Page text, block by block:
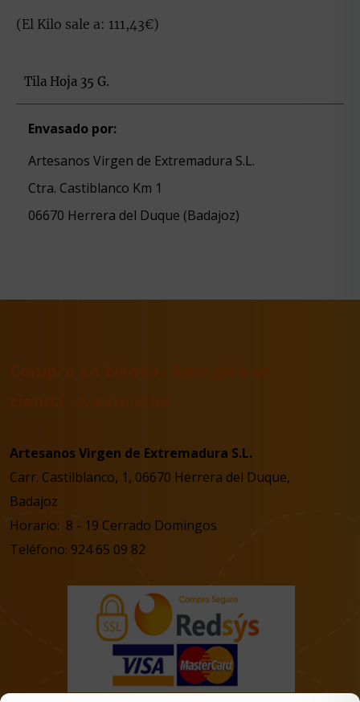
(El Kilo sale a: 111,43€)
Tila Hoja 35 G.
Envasado por:
Artesanos Virgen de Extremadura S.L.
Ctra. Castiblanco Km 1
06670 Herrera del Duque (Badajoz)
Artesanos Virgen de Extremadura S.L.
Carr. Castilblanco, 1, 06670 Herrera del Duque,
Badajoz
Horario: 8 - 19 Cerrado Domingos
Teléfono: 924 65 09 82